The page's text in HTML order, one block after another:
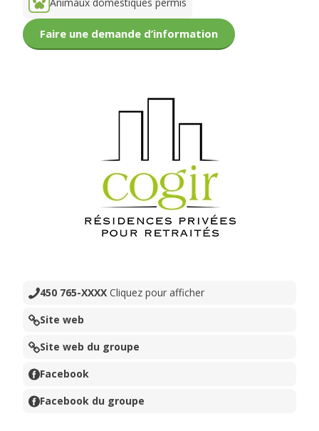
Faire une demande d’information
450 765-XXXX Cliquez pour afficher
Site web
Site web du groupe
Facebook
Facebook du groupe